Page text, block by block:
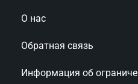
О нас
Обратная связь
Информация об